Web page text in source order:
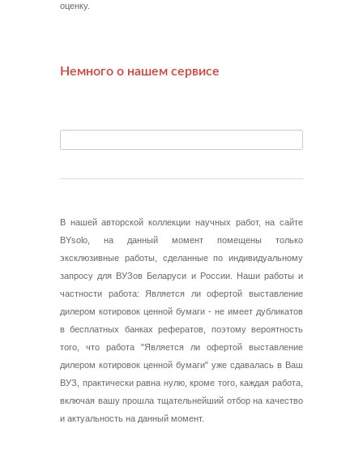
оценку.
Немного о нашем сервисе
В нашей авторской коллекции научных работ, на сайте
BYsolo, на данный момент помещены только
эксклюзивные работы, сделанные по индивидуальному
запросу для ВУЗов Беларуси и России. Наши работы и
частности работа: Является ли офертой выставление
дилером котировок ценной бумаги - не имеет дубликатов
в бесплатных банках рефератов, поэтому вероятность
того, что работа "Является ли офертой выставление
дилером котировок ценной бумаги" уже сдавалась в Ваш
ВУЗ, практически равна нулю, кроме того, каждая работа,
включая вашу прошла тщательнейший отбор на качество
и актуальность на данный момент.